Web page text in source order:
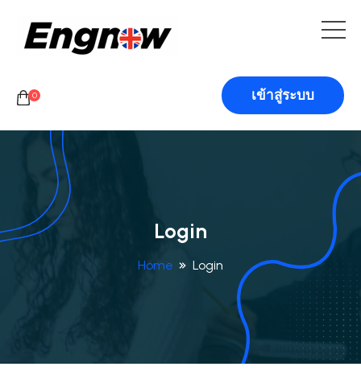
0 เข้าสู่ระบบ
Login
Home Login